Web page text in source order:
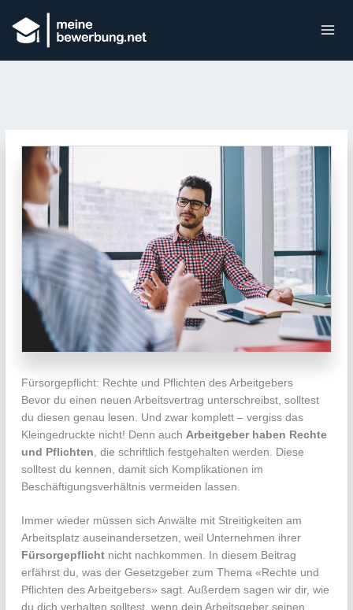
Fürsorgepflicht: Rechte und Pflichten des Arbeitgebers
Bevor du einen neuen Arbeitsvertrag unterschreibst, solltest
du diesen genau lesen. Und zwar komplett – vergiss das
Kleingedruckte nicht! Denn auch Arbeitgeber haben Rechte
und Pflichten , die schriftlich festgehalten werden. Diese
solltest du kennen, damit sich Komplikationen im
Beschäftigungsverhältnis vermeiden lassen.
Immer wieder müssen sich Anwälte mit Streitigkeiten am
Arbeitsplatz auseinandersetzen, weil Unternehmen ihrer
Fürsorgepflicht nicht nachkommen. In diesem Beitrag
erfährst du, was der Gesetzgeber zum Thema «Rechte und
Pflichten des Arbeitgebers» sagt. Außerdem sagen wir dir, wie
du dich verhalten solltest, wenn dein Arbeitsgeber seinen